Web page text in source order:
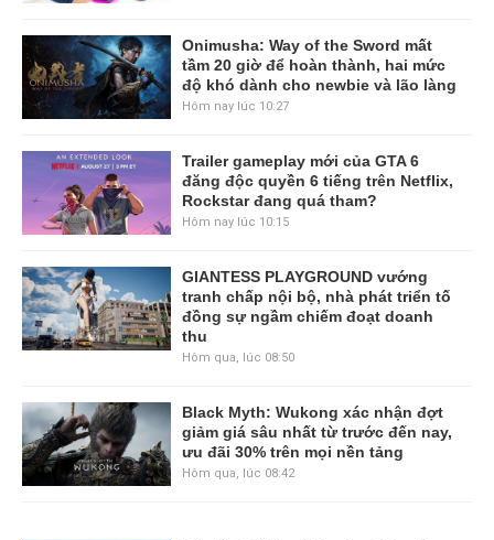
Onimusha: Way of the Sword mất
tầm 20 giờ để hoàn thành, hai mức
độ khó dành cho newbie và lão làng
Hôm nay lúc 10:27
Trailer gameplay mới của GTA 6
đăng độc quyền 6 tiếng trên Netflix,
Rockstar đang quá tham?
Hôm nay lúc 10:15
GIANTESS PLAYGROUND vướng
tranh chấp nội bộ, nhà phát triển tố
đồng sự ngầm chiếm đoạt doanh
thu
Hôm qua, lúc 08:50
Black Myth: Wukong xác nhận đợt
giảm giá sâu nhất từ trước đến nay,
ưu đãi 30% trên mọi nền tảng
Hôm qua, lúc 08:42